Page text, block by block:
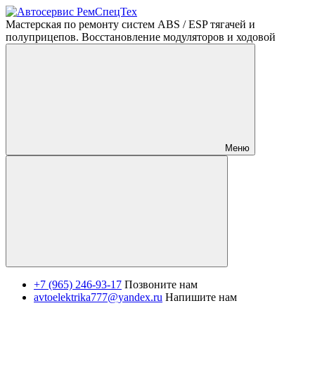
Мастерская по ремонту систем ABS / ESP тягачей и
полуприцепов. Восстановление модуляторов и ходовой
Меню
+7 (965) 246-93-17 Позвоните нам
avtoelektrika777@yandex.ru Напишите нам